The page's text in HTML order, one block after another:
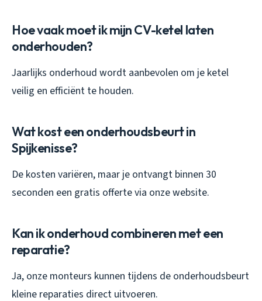
Hoe vaak moet ik mijn CV-ketel laten
onderhouden?
Jaarlijks onderhoud wordt aanbevolen om je ketel
veilig en efficiënt te houden.
Wat kost een onderhoudsbeurt in
Spijkenisse?
De kosten variëren, maar je ontvangt binnen 30
seconden een gratis offerte via onze website.
Kan ik onderhoud combineren met een
reparatie?
Ja, onze monteurs kunnen tijdens de onderhoudsbeurt
kleine reparaties direct uitvoeren.